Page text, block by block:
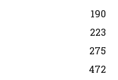
190
223
275
472